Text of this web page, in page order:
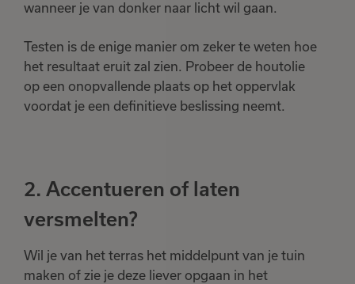
wanneer je van donker naar licht wil gaan.
Testen is de enige manier om zeker te weten hoe
het resultaat eruit zal zien. Probeer de houtolie
op een onopvallende plaats op het oppervlak
voordat je een definitieve beslissing neemt.
2. Accentueren of laten
versmelten?
Wil je van het terras het middelpunt van je tuin
maken of zie je deze liever opgaan in het